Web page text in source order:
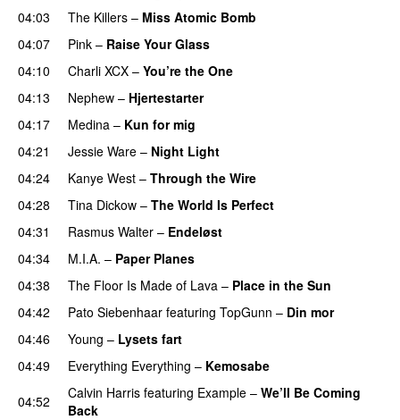
04:03
The Killers – Miss Atomic Bomb
04:07
Pink – Raise Your Glass
04:10
Charli XCX – You’re the One
04:13
Nephew – Hjertestarter
04:17 Medina – Kun for mig
04:21
Jessie Ware – Night Light
04:24 Kanye West – Through the Wire
04:28
Tina Dickow – The World Is Perfect
04:31
Rasmus Walter – Endeløst
04:34 M.I.A. – Paper Planes
04:38 The Floor Is Made of Lava – Place in the Sun
04:42
Pato Siebenhaar featuring TopGunn – Din mor
04:46
Young – Lysets fart
04:49
Everything Everything – Kemosabe
04:52 Calvin Harris featuring Example – We’ll Be Coming
Back